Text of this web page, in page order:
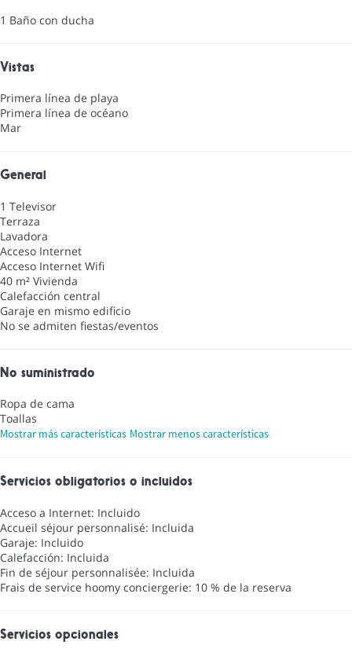
1 Baño con ducha
Vistas
Primera línea de playa
Primera línea de océano
Mar
General
1 Televisor
Terraza
Lavadora
Acceso Internet
Acceso Internet Wifi
40 m² Vivienda
Calefacción central
Garaje en mismo edificio
No se admiten fiestas/eventos
No suministrado
Ropa de cama
Toallas
Mostrar más características Mostrar menos características
Servicios obligatorios o incluidos
Acceso a Internet: Incluido
Accueil séjour personnalisé: Incluida
Garaje: Incluido
Calefacción: Incluida
Fin de séjour personnalisée: Incluida
Frais de service hoomy conciergerie: 10 % de la reserva
Servicios opcionales